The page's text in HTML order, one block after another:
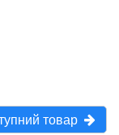
товар